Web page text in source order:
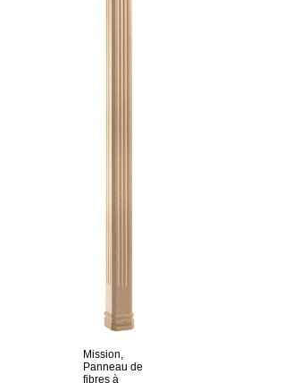
Mission,
Panneau de
fibres à